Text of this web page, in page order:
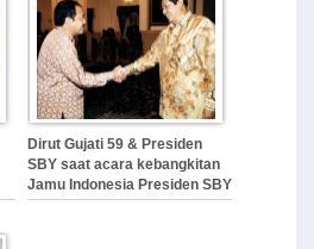
Dirut Gujati 59 & Presiden
SBY saat acara kebangkitan
Jamu Indonesia Presiden SBY
foto bersama Pengusaha